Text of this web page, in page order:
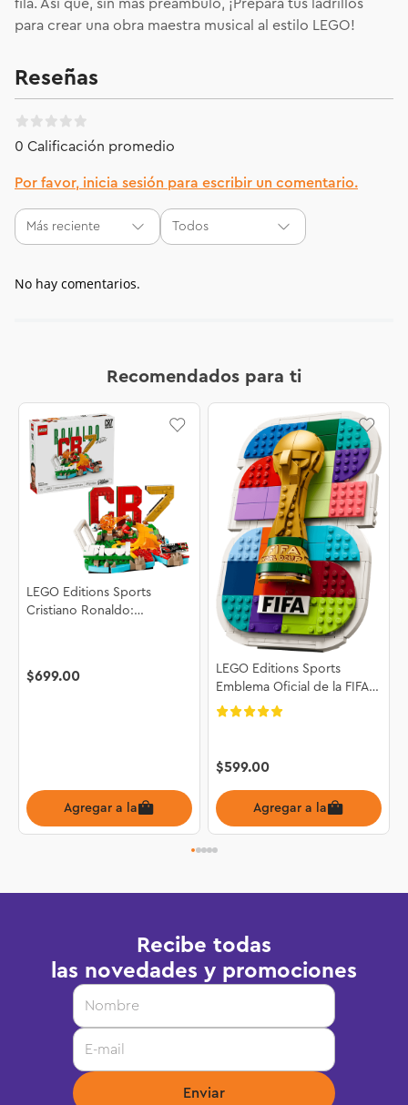
fila. Así que, sin más preámbulo, ¡Prepara tus ladrillos
para crear una obra maestra musical al estilo LEGO!
Reseñas
0 Calificación promedio
Por favor, inicia sesión para escribir un comentario.
Más reciente Todos
No hay comentarios.
Recomendados para ti
LEGO Editions Sports
Cristiano Ronaldo:
$699.00
Agregar a la bolsa
LEGO Editions Sports
Emblema Oficial de la FIFA
World Cup 2026™ 43032
$599.00
Agregar a la bolsa
Recibe todas
las novedades y promociones
Enviar